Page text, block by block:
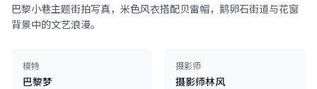
巴黎小巷主题街拍写真，米色风衣搭配贝雷帽，鹅卵石街道与花窗
背景中的文艺浪漫。
模特
巴黎梦
摄影师
摄影师林风